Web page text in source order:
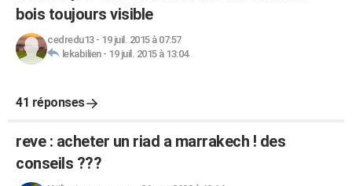
bois toujours visible
cedredu13- 19 juil. 2015 à 07:57
lekabilien- 19 juil. 2015 à 13:04
41 réponses
reve : acheter un riad a marrakech ! des
conseils ???